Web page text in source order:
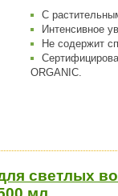
С
Интенсивное
Не содержит
ORGANIC.
светлых